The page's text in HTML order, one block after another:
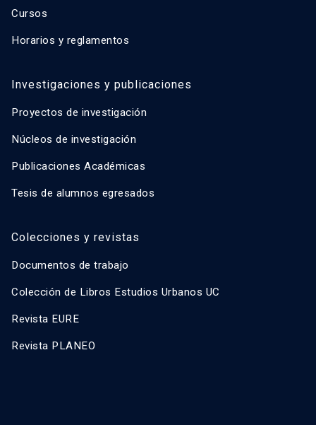
Cursos
Horarios y reglamentos
Investigaciones y publicaciones
Proyectos de investigación
Núcleos de investigación
Publicaciones Académicas
Tesis de alumnos egresados
Colecciones y revistas
Documentos de trabajo
Colección de Libros Estudios Urbanos UC
Revista EURE
Revista PLANEO